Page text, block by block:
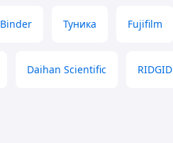
Binder Туника Fujifilm
Daihan Scientific RIDGID